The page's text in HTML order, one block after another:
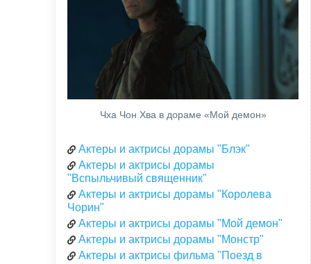
Чха Чон Хва в дораме «Мой демон»
Актеры и актрисы дорамы "Блэк"
Актеры и актрисы дорамы
"Вспыльчивый священник"
Актеры и актрисы дорамы "Королева
Чорин"
Актеры и актрисы дорамы "Мой демон"
Актеры и актрисы дорамы "Монстр"
Актеры и актрисы фильма "Поезд в